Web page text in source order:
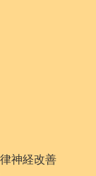
神経改善